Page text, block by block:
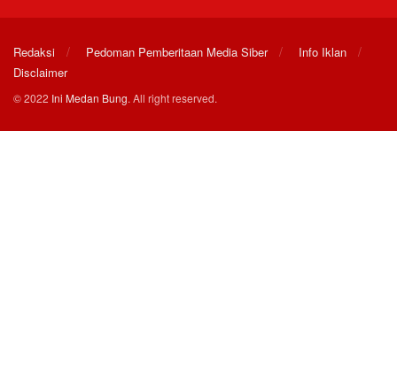
Redaksi Pedoman Pemberitaan Media Siber
Info Iklan
Disclaimer
© 2022 Ini Medan Bung. All right reserved.